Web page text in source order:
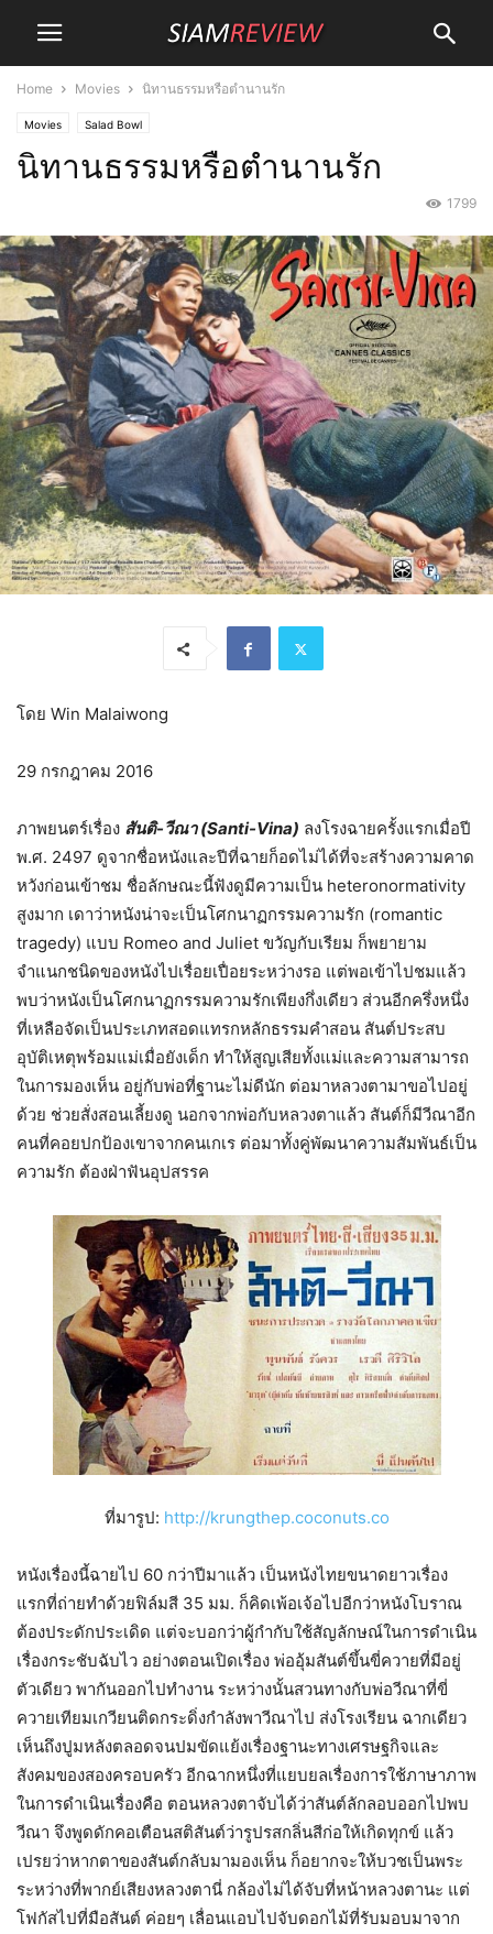
Home Movies นิทานธรรมหรือตำนานรัก
Movies Salad Bowl
นิทานธรรมหรือตำนานรัก
1799
โดย Win Malaiwong
29 กรกฎาคม 2016
ภาพยนตร์เรื่อง สันติ-วีณา (Santi-Vina) ลงโรงฉายครั้งแรกเมื่อปี
พ.ศ. 2497 ดูจากชื่อหนังและปีที่ฉายก็อดไม่ได้ที่จะสร้างความคาด
หวังก่อนเข้าชม ชื่อลักษณะนี้ฟังดูมีความเป็น heteronormativity
สูงมาก เดาว่าหนังน่าจะเป็นโศกนาฏกรรมความรัก (romantic
tragedy) แบบ Romeo and Juliet ขวัญกับเรียม ก็พยายาม
จำแนกชนิดของหนังไปเรื่อยเปื่อยระหว่างรอ แต่พอเข้าไปชมแล้ว
พบว่าหนังเป็นโศกนาฏกรรมความรักเพียงกึ่งเดียว ส่วนอีกครึ่งหนึ่ง
ที่เหลือจัดเป็นประเภทสอดแทรกหลักธรรมคำสอน สันต์ประสบ
อุบัติเหตุพร้อมแม่เมื่อยังเด็ก ทำให้สูญเสียทั้งแม่และความสามารถ
ในการมองเห็น อยู่กับพ่อที่ฐานะไม่ดีนัก ต่อมาหลวงตามาขอไปอยู่
ด้วย ช่วยสั่งสอนเลี้ยงดู นอกจากพ่อกับหลวงตาแล้ว สันต์ก็มีวีณาอีก
คนที่คอยปกป้องเขาจากคนเกเร ต่อมาทั้งคู่พัฒนาความสัมพันธ์เป็น
ความรัก ต้องฝ่าฟันอุปสรรค
ที่มารูป: http://krungthep.coconuts.co
หนังเรื่องนี้ฉายไป 60 กว่าปีมาแล้ว เป็นหนังไทยขนาดยาวเรื่อง
แรกที่ถ่ายทำด้วยฟิล์มสี 35 มม. ก็คิดเพ้อเจ้อไปอีกว่าหนังโบราณ
ต้องประดักประเดิด แต่จะบอกว่าผู้กำกับใช้สัญลักษณ์ในการดำเนิน
เรื่องกระชับฉับไว อย่างตอนเปิดเรื่อง พ่ออุ้มสันต์ขึ้นขี่ควายที่มีอยู่
ตัวเดียว พากันออกไปทำงาน ระหว่างนั้นสวนทางกับพ่อวีณาที่ขี่
ควายเทียมเกวียนติดกระดิ่งกำลังพาวีณาไป ส่งโรงเรียน ฉากเดียว
เห็นถึงปูมหลังตลอดจนปมขัดแย้งเรื่องฐานะทางเศรษฐกิจและ
สังคมของสองครอบครัว อีกฉากหนึ่งที่แยบยลเรื่องการใช้ภาษาภาพ
ในการดำเนินเรื่องคือ ตอนหลวงตาจับได้ว่าสันต์ลักลอบออกไปพบ
วีณา จึงพูดดักคอเตือนสติสันต์ว่ารูปรสกลิ่นสีก่อให้เกิดทุกข์ แล้ว
เปรยว่าหากตาของสันต์กลับมามองเห็น ก็อยากจะให้บวชเป็นพระ
ระหว่างที่พากย์เสียงหลวงตานี่ กล้องไม่ได้จับที่หน้าหลวงตานะ แต่
โฟกัสไปที่มือสันต์ ค่อยๆ เลื่อนแอบไปจับดอกไม้ที่รับมอบมาจาก